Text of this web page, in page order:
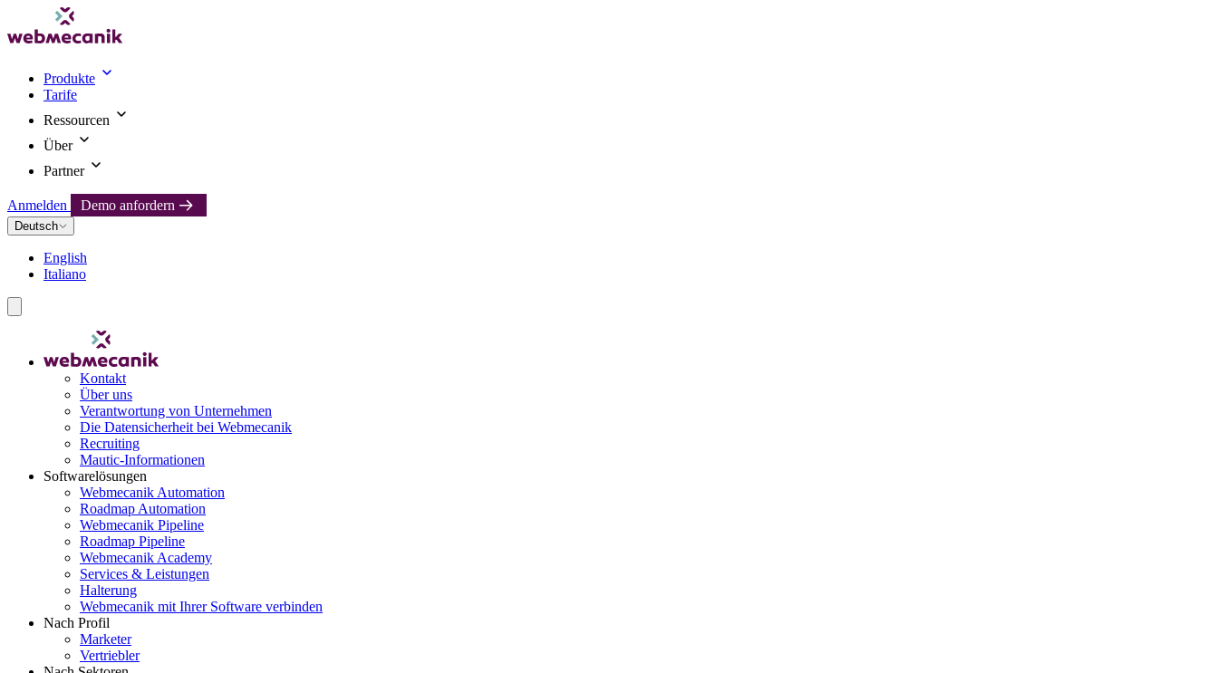
Produkte
Tarife
Ressourcen
Über
Partner
Anmelden Demo anfordern
Deutsch
English
Italiano
Kontakt
Über uns
Verantwortung von Unternehmen
Die Datensicherheit bei Webmecanik
Recruiting
Mautic-Informationen
Softwarelösungen
Webmecanik Automation
Roadmap Automation
Webmecanik Pipeline
Roadmap Pipeline
Webmecanik Academy
Services & Leistungen
Halterung
Webmecanik mit Ihrer Software verbinden
Nach Profil
Marketer
Vertriebler